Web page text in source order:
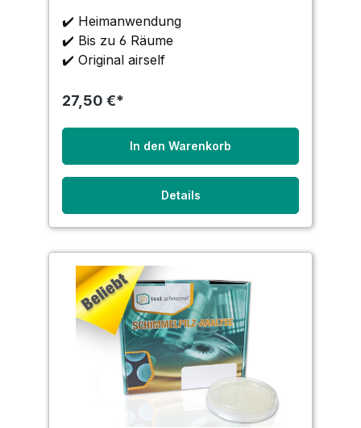
untersuchen zu können? Vermuten
Sie eine Belastung durch
Schimmelpilz-Sporen i
✔️ Heimanwendung
✔️ Bis zu 6 Räume
✔️ Original airself
27,50 €*
In den Warenkorb
Details